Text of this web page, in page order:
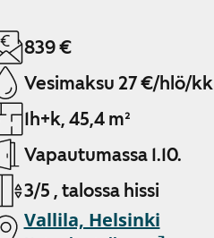
839 €
Vesimaksu 27 €/hlö/kk
1h+k, 45,4 m²
Vapautumassa 1.10.
3/5 , talossa hissi
Vallila, Helsinki